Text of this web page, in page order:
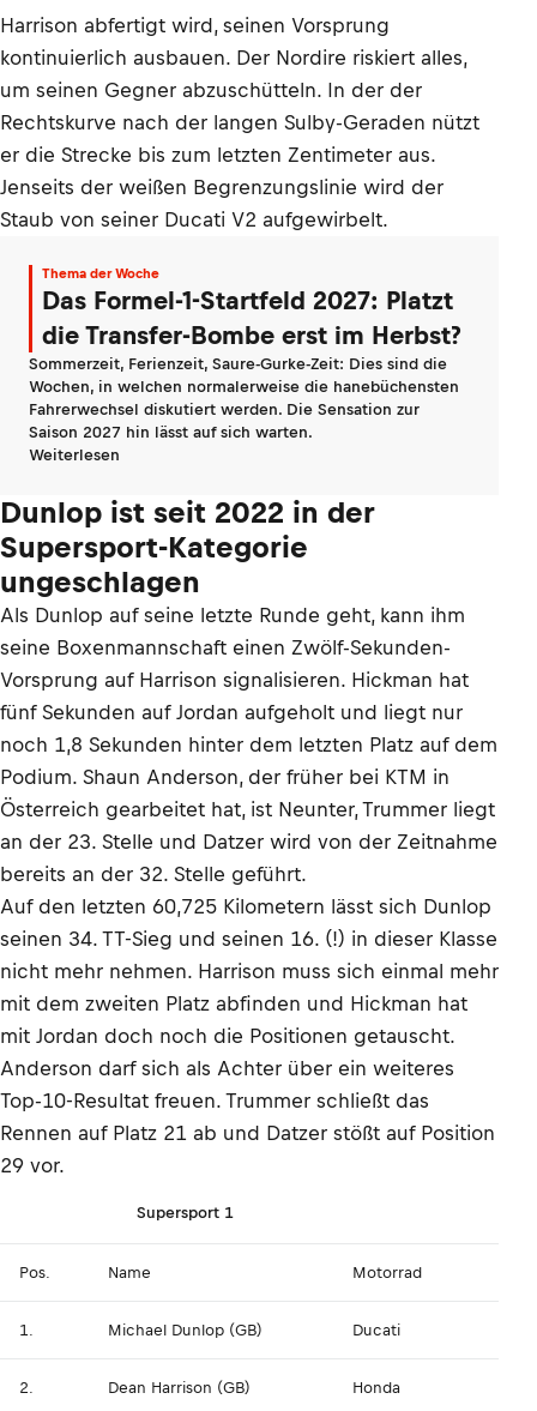
Harrison abfertigt wird, seinen Vorsprung
kontinuierlich ausbauen. Der Nordire riskiert alles,
um seinen Gegner abzuschütteln. In der der
Rechtskurve nach der langen Sulby-Geraden nützt
er die Strecke bis zum letzten Zentimeter aus.
Jenseits der weißen Begrenzungslinie wird der
Staub von seiner Ducati V2 aufgewirbelt.
Thema der Woche
Das Formel-1-Startfeld 2027: Platzt
die Transfer-Bombe erst im Herbst?
Sommerzeit, Ferienzeit, Saure-Gurke-Zeit: Dies sind die
Wochen, in welchen normalerweise die hanebüchensten
Fahrerwechsel diskutiert werden. Die Sensation zur
Saison 2027 hin lässt auf sich warten.
Weiterlesen
Dunlop ist seit 2022 in der
Supersport-Kategorie
ungeschlagen
Als Dunlop auf seine letzte Runde geht, kann ihm
seine Boxenmannschaft einen Zwölf-Sekunden-
Vorsprung auf Harrison signalisieren. Hickman hat
fünf Sekunden auf Jordan aufgeholt und liegt nur
noch 1,8 Sekunden hinter dem letzten Platz auf dem
Podium. Shaun Anderson, der früher bei KTM in
Österreich gearbeitet hat, ist Neunter, Trummer liegt
an der 23. Stelle und Datzer wird von der Zeitnahme
bereits an der 32. Stelle geführt.
Auf den letzten 60,725 Kilometern lässt sich Dunlop
seinen 34. TT-Sieg und seinen 16. (!) in dieser Klasse
nicht mehr nehmen. Harrison muss sich einmal mehr
mit dem zweiten Platz abfinden und Hickman hat
mit Jordan doch noch die Positionen getauscht.
Anderson darf sich als Achter über ein weiteres
Top-10-Resultat freuen. Trummer schließt das
Rennen auf Platz 21 ab und Datzer stößt auf Position
29 vor.
Supersport 1
Pos. Name Motorrad
1. Michael Dunlop (GB) Ducati
2. Dean Harrison (GB) Honda